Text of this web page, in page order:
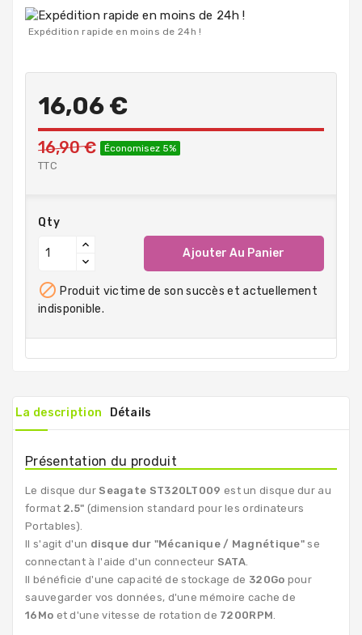
Expédition rapide en moins de 24h !
16,06 €
16,90 € Économisez 5%
TTC
Qty
Ajouter Au Panier
 Produit victime de son succès et actuellement
indisponible.
La description Détails
Présentation du produit
Le disque dur Seagate ST320LT009 est un disque dur au
format 2.5" (dimension standard pour les ordinateurs
Portables).
Il s'agit d'un disque dur "Mécanique / Magnétique" se
connectant à l'aide d'un connecteur SATA
Il bénéficie d'une capacité de stockage de 320Go pour
sauvegarder vos données, d'une mémoire cache de
16Mo et d'une vitesse de rotation de 7200RPM